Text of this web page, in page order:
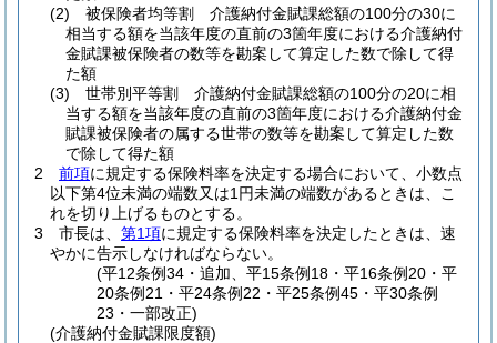
(2)
被保険者均等割 介護納付金賦課総額の100分の30に
相当する額を当該年度の直前の3箇年度における介護納付
金賦課被保険者の数等を勘案して算定した数で除して得
た額
(3)
世帯別平等割 介護納付金賦課総額の100分の20に相
当する額を当該年度の直前の3箇年度における介護納付金
賦課被保険者の属する世帯の数等を勘案して算定した数
で除して得た額
2
前項に規定する保険料率を決定する場合において、小数点
以下第4位未満の端数又は1円未満の端数があるときは、こ
れを切り上げるものとする。
3
市長は、 第1項に規定する保険料率を決定したときは、速
やかに告示しなければならない。
(平12条例34・追加、平15条例18・平16条例20・平
20条例21・平24条例22・平25条例45・平30条例
23・一部改正)
(介護納付金賦課限度額)